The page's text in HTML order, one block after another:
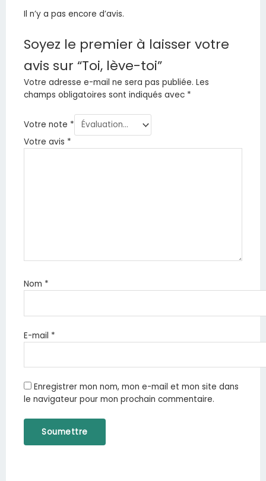
Il n’y a pas encore d’avis.
Soyez le premier à laisser votre
avis sur “Toi, lève-toi”
Votre adresse e-mail ne sera pas publiée. Les
champs obligatoires sont indiqués avec *
Votre note *
Votre avis *
Nom *
E-mail *
Enregistrer mon nom, mon e-mail et mon site dans
le navigateur pour mon prochain commentaire.